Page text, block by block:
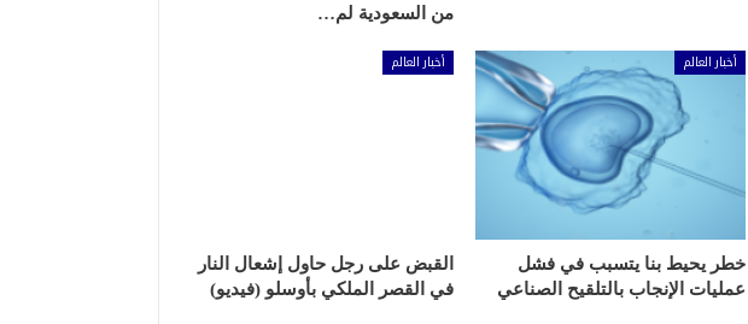
من السعودية لم…
أخبار العالم
خطر يحيط بنا يتسبب في فشل
عمليات الإنجاب بالتلقيح الصناعي
أخبار العالم
القبض على رجل حاول إشعال النار
في القصر الملكي بأوسلو (فيديو)